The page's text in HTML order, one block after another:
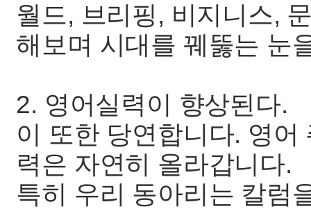
월드, 브리핑, 비지니스,
해보며 시대를 꿰뚫는 눈
2. 영어실력이 향상된다.
이 또한 당연합니다. 영
력은 자연히 올라갑니다.
특히 우리 동아리는 칼럼